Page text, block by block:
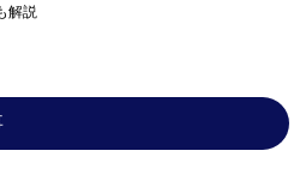
解説